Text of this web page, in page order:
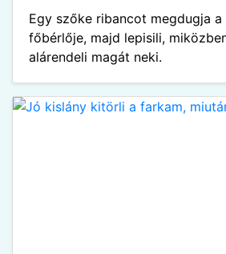
Egy szőke ribancot megdugja a
főbérlője, majd lepisili,
alárendeli magát neki.